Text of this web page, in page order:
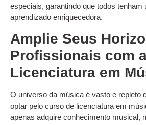
especiais, garantindo que todos tenham
aprendizado enriquecedora.
Amplie Seus
Profissionais com
Licenciatura em
O universo da música é vasto e repleto
optar pelo curso de licenciatura em
apenas adquire conhecimento musical,